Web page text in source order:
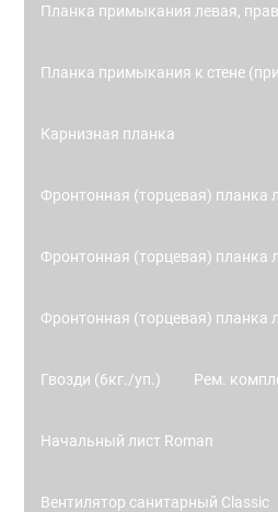
Планка примыкания левая,
Планка примыкания к стене
Карнизная планка
Фронтонная (торцевая) планка
Фронтонная (торцевая) планка
Фронтонная (торцевая) планка
Гвозди (6кг./уп.) Рем.
Начальный лист Roman
Вентилятор санитарный Classic